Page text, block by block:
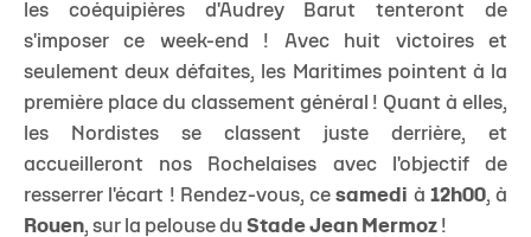
les coéquipières d'Audrey Barut tenteront de
s'imposer ce week-end ! Avec huit victoires et
seulement deux défaites, les Maritimes pointent à la
première place du classement général ! Quant à elles,
les Nordistes se classent juste derrière, et
accueilleront nos Rochelaises avec l'objectif de
resserrer l'écart ! Rendez-vous, cesamedi à 12h00, à
Rouen, sur la pelouse du Stade Jean Mermoz !